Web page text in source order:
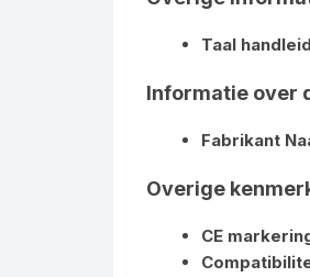
Taal
Informatie over
Fabrikant
Overige
CE